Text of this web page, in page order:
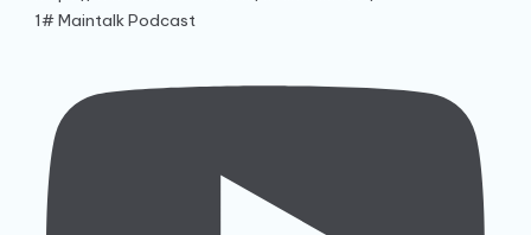
1# Maintalk Podcast